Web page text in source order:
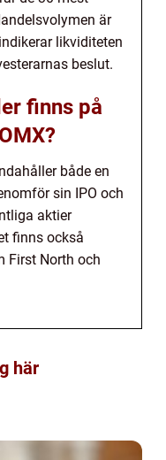
är
likviditeten
beslut.
finns på
både en
sin IPO och
aktier
finns också
First North och
här